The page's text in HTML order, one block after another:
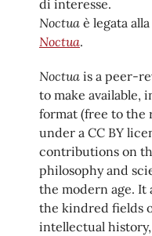
di interesse.
Noctuaè legata
Noctua.
Noctuais a peer-
to make available,
format (free to the
under a CC BY
contributions on
philosophy and
the modern age.
the kindred fields
intellectual